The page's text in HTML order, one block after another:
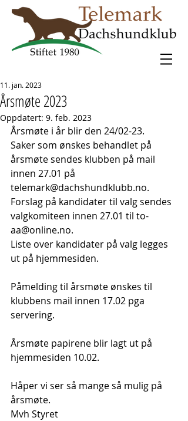
Årsmøte 2023
11. jan. 2023
Oppdatert: 9. feb. 2023
Årsmøte i år blir den 24/02-23.
Saker som ønskes behandlet på
årsmøte sendes klubben på mail
innen 27.01 på
telemark@dachshundklubb.no.
Forslag på kandidater til valg sendes
valgkomiteen innen 27.01 til to-
aa@online.no.
Liste over kandidater på valg legges
ut på hjemmesiden.
Påmelding til årsmøte ønskes til
klubbens mail innen 17.02 pga
servering.
Årsmøte papirene blir lagt ut på
hjemmesiden 10.02.
Håper vi ser så mange så mulig på
årsmøte.
Mvh Styret